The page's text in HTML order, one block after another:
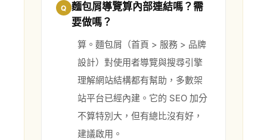
Q 麵包屑導覽算內部連結嗎？需
要做嗎？
算。麵包屑（首頁 > 服務 > 品牌
設計）對使用者導覽與搜尋引擎
理解網站結構都有幫助，多數架
站平台已經內建。它的 SEO 加分
不算特別大，但有總比沒有好，
建議啟用。